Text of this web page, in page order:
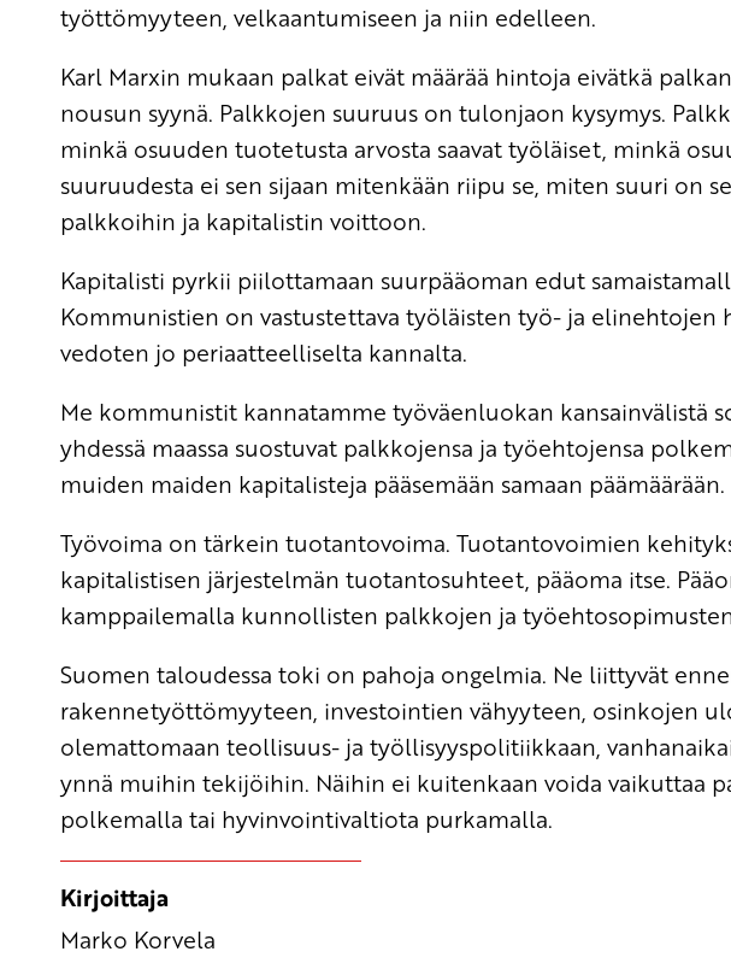
työttömyyteen, velkaantumiseen ja niin edelleen.
Karl Marxin mukaan palkat eivät määrää hintoja eivätkä
nousun syynä. Palkkojen suuruus on tulonjaon kysymys.
minkä osuuden tuotetusta arvosta saavat työläiset, minkä
suuruudesta ei sen sijaan mitenkään riipu se, miten suuri on
palkkoihin ja kapitalistin voittoon.
Kapitalisti pyrkii piilottamaan suurpääoman edut
Kommunistien on vastustettava työläisten työ- ja
vedoten jo periaatteelliselta kannalta.
Me kommunistit kannatamme työväenluokan kansainvälistä
yhdessä maassa suostuvat palkkojensa ja työehtojensa
muiden maiden kapitalisteja pääsemään samaan päämäärään.
Työvoima on tärkein tuotantovoima. Tuotantovoimien
kapitalistisen järjestelmän tuotantosuhteet, pääoma itse.
kamppailemalla kunnollisten palkkojen ja
Suomen taloudessa toki on pahoja ongelmia. Ne liittyvät
rakennetyöttömyyteen, investointien vähyyteen, osinkojen
olemattomaan teollisuus- ja työllisyyspolitiikkaan,
ynnä muihin tekijöihin. Näihin ei kuitenkaan voida vaikuttaa
polkemalla tai hyvinvointivaltiota purkamalla.
Kirjoittaja
Marko Korvela